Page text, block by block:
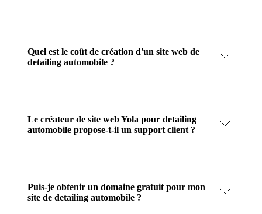
Quel est le coût de création d'un site web de
detailing automobile ?
Le créateur de site web Yola pour detailing
automobile propose-t-il un support client ?
Puis-je obtenir un domaine gratuit pour mon
site de detailing automobile ?